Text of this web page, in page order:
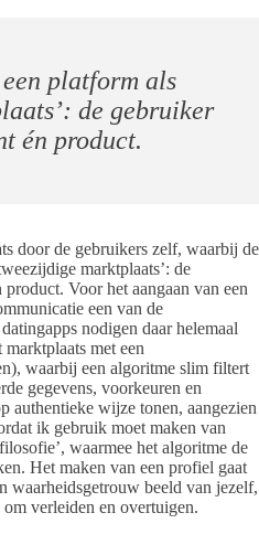
platform als
de gebruiker
én product.
door de gebruikers zelf, waarbij de
marktplaats’: de
Voor het aangaan van een
een van de
nodigen daar helemaal
met een
waarbij een algoritme slim filtert
gegevens, voorkeuren en
authentieke wijze tonen, aangezien
ik gebruik moet maken van
waarmee het algoritme de
Het maken van een profiel gaat
waarheidsgetrouw beeld van jezelf,
verleiden en overtuigen.